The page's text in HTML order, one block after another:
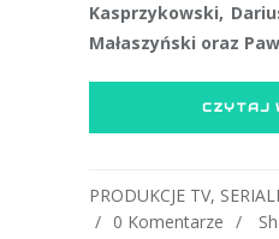
Kasprzykowski,
Małaszyński oraz
CZYTAJ
PRODUKCJE TV,
0 Komentarze